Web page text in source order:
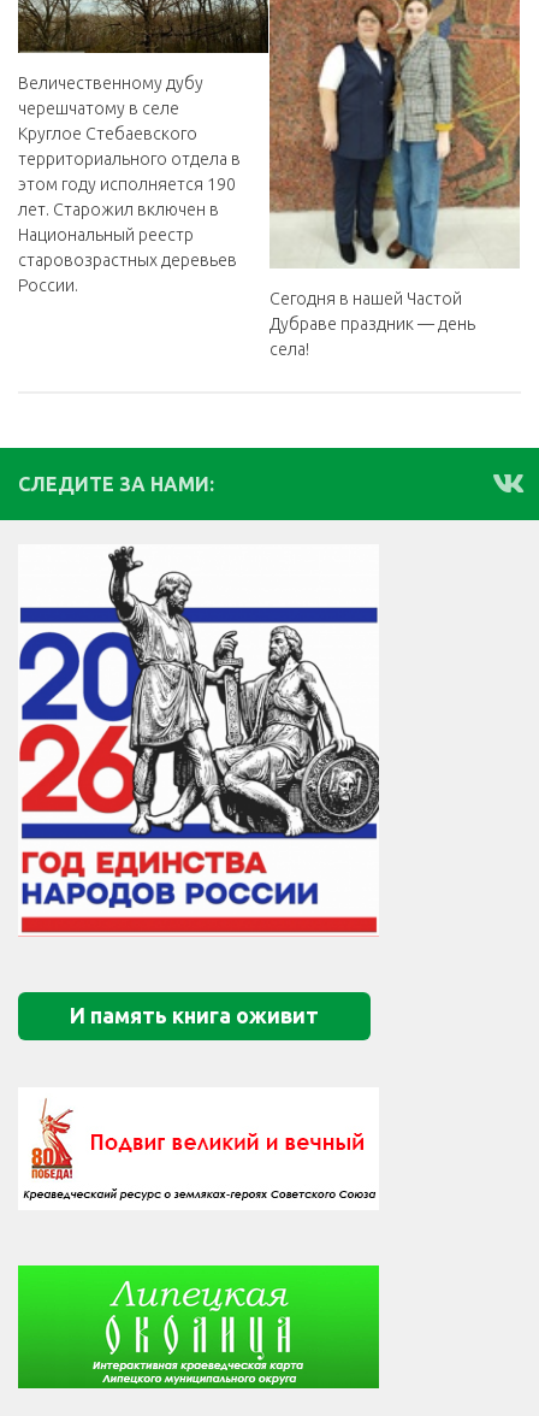
Величественному дубу
черешчатому в селе
Круглое Стебаевского
территориального отдела в
этом году исполняется 190
лет. Старожил включен в
Национальный реестр
старовозрастных деревьев
России.
Сегодня в нашей Частой
Дубраве праздник — день
села!
СЛЕДИТЕ ЗА НАМИ:
И память книга оживит